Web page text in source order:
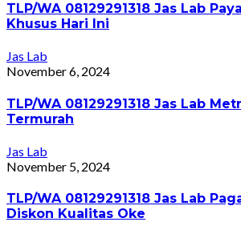
TLP/WA 08129291318 Jas Lab
Khusus Hari Ini
Jas Lab
November 6, 2024
TLP/WA 08129291318 Jas Lab
Termurah
Jas Lab
November 5, 2024
TLP/WA 08129291318 Jas Lab
Diskon Kualitas Oke